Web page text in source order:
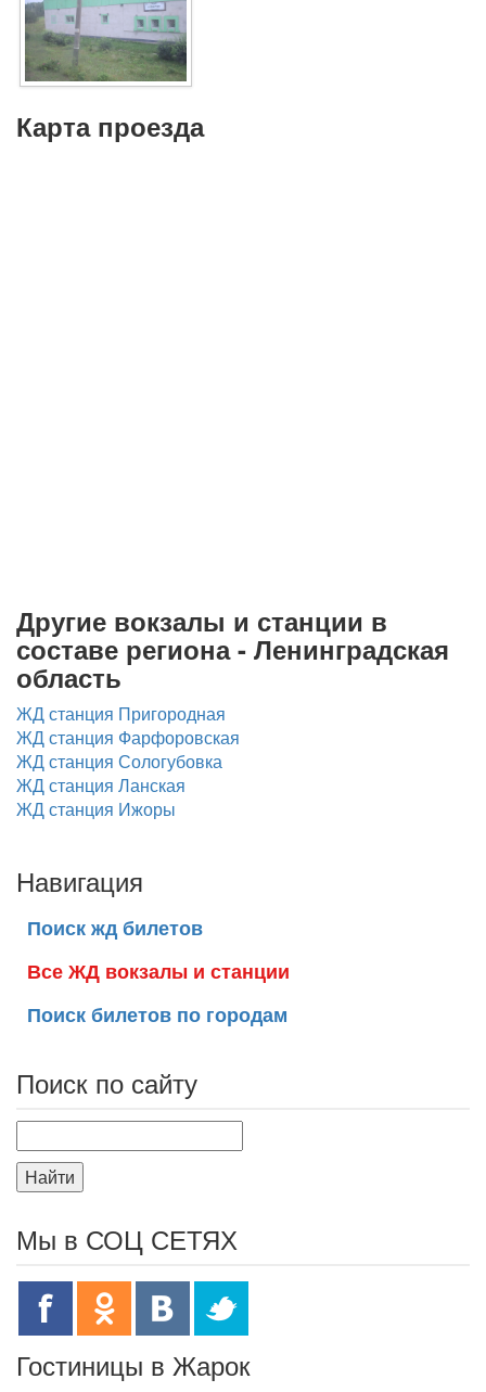
Карта проезда
Другие вокзалы и станции в
составе региона - Ленинградская
область
ЖД станция Пригородная
ЖД станция Фарфоровская
ЖД станция Сологубовка
ЖД станция Ланская
ЖД станция Ижоры
Навигация
Поиск жд билетов
Все ЖД вокзалы и станции
Поиск билетов по городам
Поиск по сайту
Найти
Мы в СОЦ СЕТЯХ
Гостиницы в Жарок